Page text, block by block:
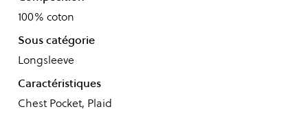
100% coton
Sous catégorie
Longsleeve
Caractéristiques
Chest Pocket, Plaid